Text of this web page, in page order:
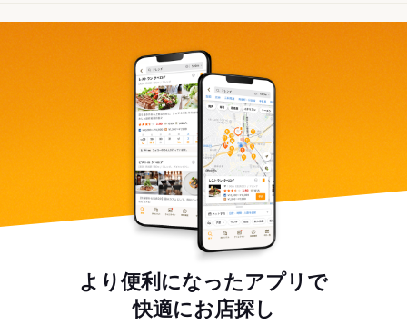
より便利になったアプリで
快適にお店探し